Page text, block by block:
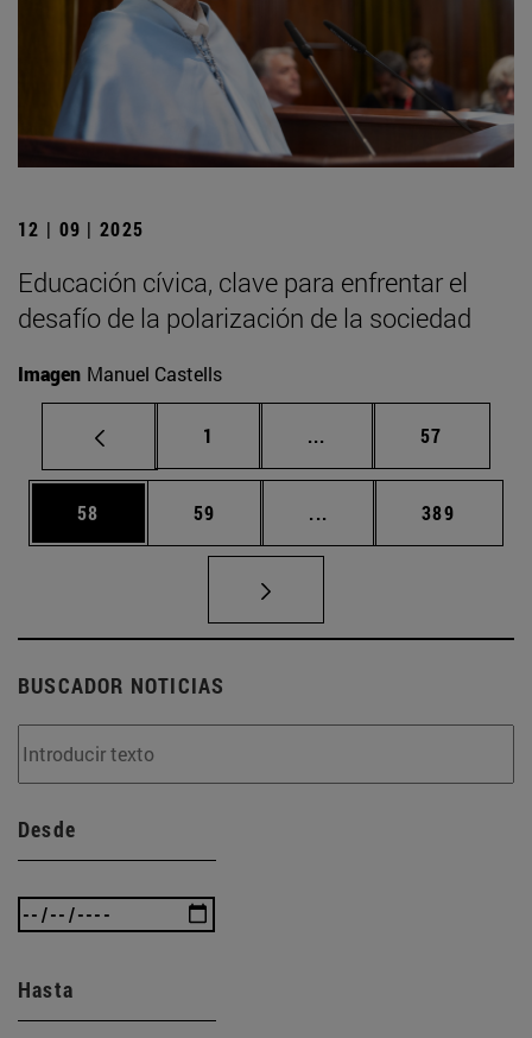
12 | 09 | 2025
Educación cívica, clave para enfrentar el
desafío de la polarización de la sociedad
Imagen Manuel Castells
Página
1 ... Páginas intermedias
Página
57
Página
58 Página
59 ... Páginas intermedias
Página
389
BUSCADOR NOTICIAS
Desde
Hasta